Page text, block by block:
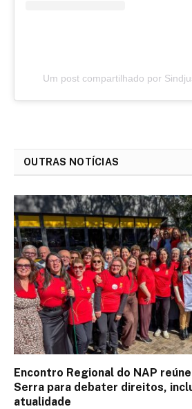
Um post compartilhado por
OUTRAS NOTÍCIAS
Encontro Regional do NAP
Serra para debater direitos,
atualidade